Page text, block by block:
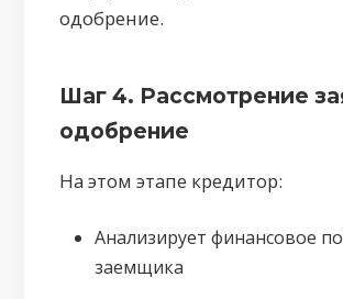
одобрение.
Шаг 4. Рассмотрение
одобрение
На этом этапе кредитор:
Анализирует финансовое
заемщика